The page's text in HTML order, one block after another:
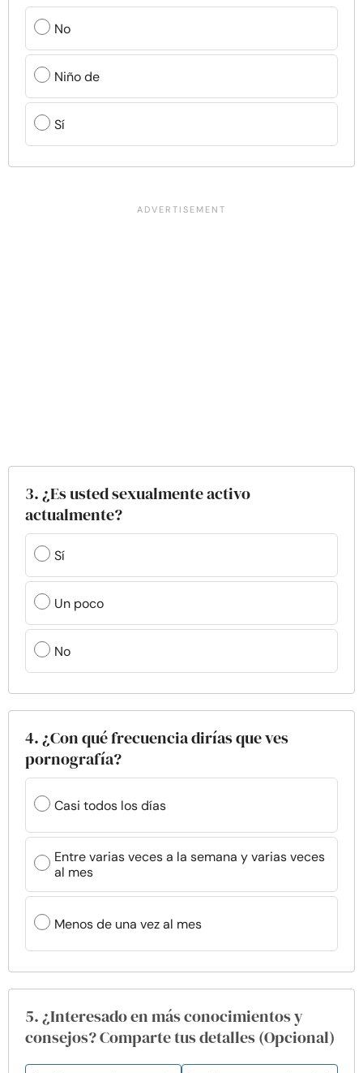
No
Niño de
Sí
3. ¿Es usted sexualmente activo
actualmente?
Sí
Un poco
No
4. ¿Con qué frecuencia dirías que ves
pornografía?
Casi todos los días
Entre varias veces a la semana y varias veces
al mes
Menos de una vez al mes
5. ¿Interesado en más conocimientos y
consejos? Comparte tus detalles (Opcional)